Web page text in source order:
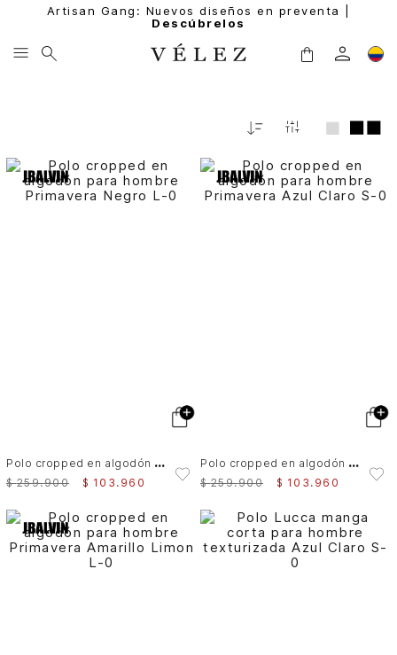
Artisan Gang: Nuevos diseños en preventa |
Descúbrelos
Relevancia
P
olo cropped en algodón para hombre Primavera
$ 259.900 $ 103 . 960
P
olo cropped en algodón para hombre Primavera
$ 259.900 $ 103 . 960